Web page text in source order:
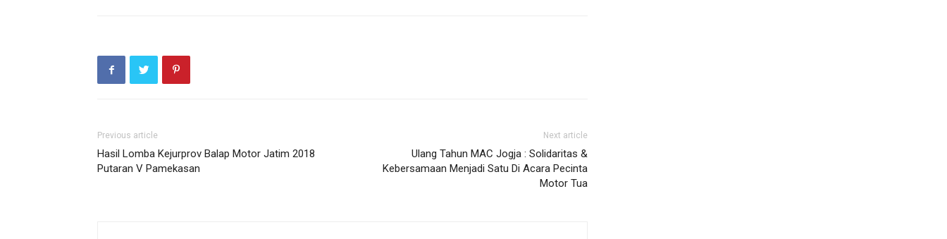
Previous article
Hasil Lomba Kejurprov Balap Motor Jatim 2018
Putaran V Pamekasan
Next article
Ulang Tahun MAC Jogja : Solidaritas &
Kebersamaan Menjadi Satu Di Acara Pecinta
Motor Tua